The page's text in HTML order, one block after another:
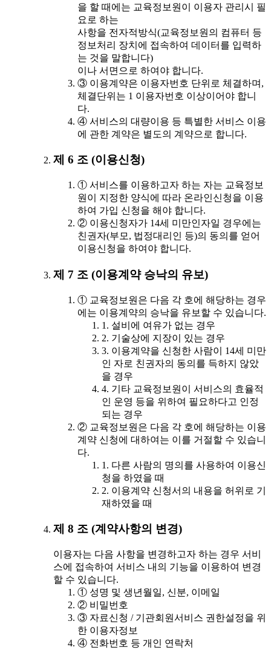
을 할 때에는 교육정보원이 이용자 관리시 필
요로 하는
사항을 전자적방식(교육정보원의 컴퓨터 등
정보처리 장치에 접속하여 데이터를 입력하
는 것을 말합니다)
이나 서면으로 하여야 합니다.
③ 이용계약은 이용자번호 단위로 체결하며,
체결단위는 1 이용자번호 이상이어야 합니
다.
④ 서비스의 대량이용 등 특별한 서비스 이용
에 관한 계약은 별도의 계약으로 합니다.
제 6 조 (이용신청)
① 서비스를 이용하고자 하는 자는 교육정보
원이 지정한 양식에 따라 온라인신청을 이용
하여 가입 신청을 해야 합니다.
② 이용신청자가 14세 미만인자일 경우에는
친권자(부모, 법정대리인 등)의 동의를 얻어
이용신청을 하여야 합니다.
제 7 조 (이용계약 승낙의 유보)
① 교육정보원은 다음 각 호에 해당하는 경우
에는 이용계약의 승낙을 유보할 수 있습니다.
1. 설비에 여유가 없는 경우
2. 기술상에 지장이 있는 경우
3. 이용계약을 신청한 사람이 14세 미만
인 자로 친권자의 동의를 득하지 않았
을 경우
4. 기타 교육정보원이 서비스의 효율적
인 운영 등을 위하여 필요하다고 인정
되는 경우
② 교육정보원은 다음 각 호에 해당하는 이용
계약 신청에 대하여는 이를 거절할 수 있습니
다.
1. 다른 사람의 명의를 사용하여 이용신
청을 하였을 때
2. 이용계약 신청서의 내용을 허위로 기
재하였을 때
제 8 조 (계약사항의 변경)
이용자는 다음 사항을 변경하고자 하는 경우 서비
스에 접속하여 서비스 내의 기능을 이용하여 변경
할 수 있습니다.
① 성명 및 생년월일, 신분, 이메일
② 비밀번호
③ 자료신청 / 기관회원서비스 권한설정을 위
한 이용자정보
④ 전화번호 등 개인 연락처